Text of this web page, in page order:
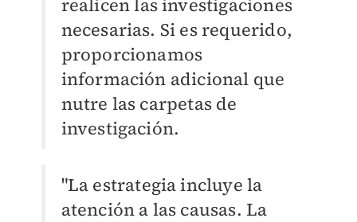
necesarias. Si es requerido,
proporcionamos
información adicional que
nutre las carpetas de
investigación.
"La estrategia incluye la
atención a las causas. La